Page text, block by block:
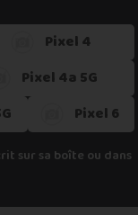
aux
Pixel 4
Pixel 4a 5G
Pixel 6
sur sa boîte ou dans